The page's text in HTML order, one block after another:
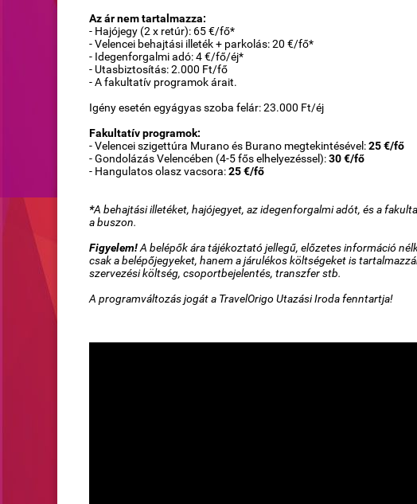
Az ár nem tartalmazza:
- Hajójegy (2 x retúr): 65 €/fő*
- Velencei behajtási illeték + parkolás: 20 €/fő*
- Idegenforgalmi adó: 4 €/fő/éj*
- Utasbiztosítás: 2.000 Ft/fő
- A fakultatív programok árait.
Igény esetén egyágyas szoba felár: 23.000 Ft/éj
Fakultatív programok:
- Velencei szigettúra Murano és Burano megtekintésével:25 €/fő
- Gondolázás Velencében (4-5 fős elhelyezéssel):30 €/fő
- Hangulatos olasz vacsora:25 €/fő
*A behajtási illetéket, hajójegyet, az idegenforgalmi adót, és a
a buszon.
Figyelem!A belépők ára tájékoztató jellegű, előzetes információ
csak a belépőjegyeket, hanem a járulékos költségeket is
szervezési költség, csoportbejelentés, transzfer stb.
A programváltozás jogát a TravelOrigo Utazási Iroda fenntartja!